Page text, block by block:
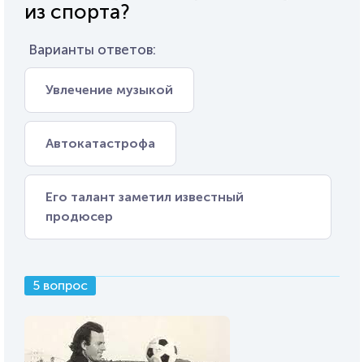
из спорта?
Варианты ответов:
Увлечение музыкой
Автокатастрофа
Его талант заметил известный
продюсер
5 вопрос